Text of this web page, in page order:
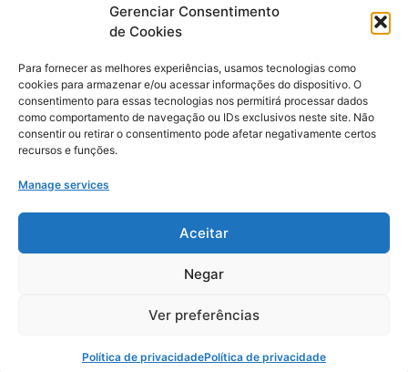
Gerenciar Consentimento
de Cookies
Para fornecer as melhores experiências, usamos tecnologias como
cookies para armazenar e/ou acessar informações do dispositivo. O
consentimento para essas tecnologias nos permitirá processar dados
como comportamento de navegação ou IDs exclusivos neste site. Não
consentir ou retirar o consentimento pode afetar negativamente certos
recursos e funções.
Manage services
Aceitar
Negar
Ver preferências
Política de privacidadePolítica de privacidade
Código de Integridade
© Todos os direitos reservados – Hospital da
Política de Privacidade
Doe Agora